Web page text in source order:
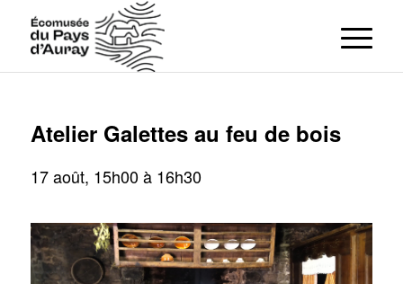
Atelier Galettes au feu de bois
17 août, 15h00à 16h30